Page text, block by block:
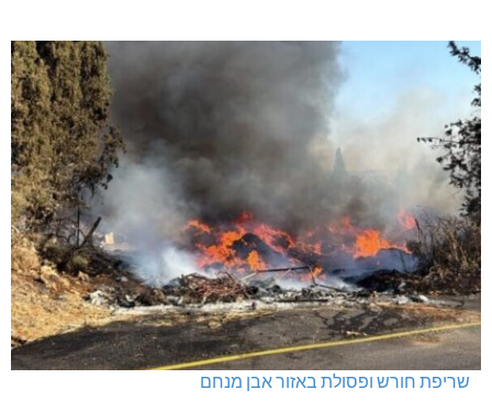
שריפת חורש ופסולת באזור אבן מנחם